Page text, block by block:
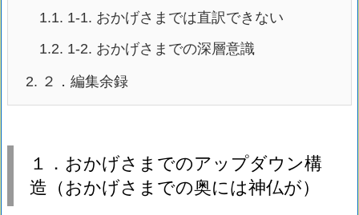
1.1. 1-1. おかげさまでは直訳できない
1.2. 1-2. おかげさまでの深層意識
2. ２．編集余録
１．おかげさまでのアップダウン構
造（おかげさまでの奥には神仏が）